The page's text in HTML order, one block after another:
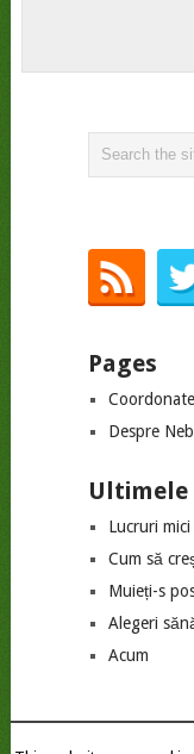
Pages
Despre
Lucruri
Cum să
Muieți-s
Alegeri
Acum